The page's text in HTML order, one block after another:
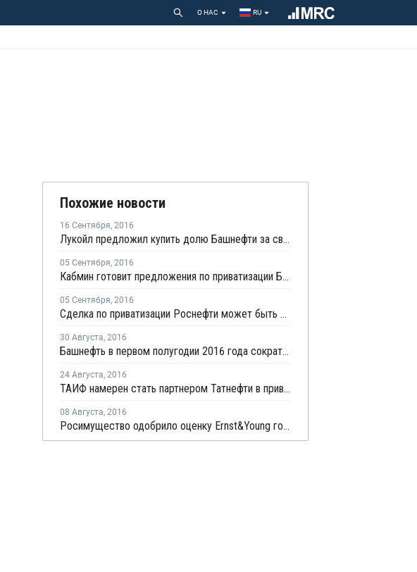
О НАС RU
Похожие новости
16 Сентября, 2016
Лукойл предложил купить долю Башнефти за свои казначейские акции
05 Сентября, 2016
Кабмин готовит предложения по приватизации Башнефти и Роснефти
05 Сентября, 2016
Сделка по приватизации Роснефти может быть проведена уже начиная с октября
30 Августа, 2016
Башнефть в первом полугодии 2016 года сократила чистую прибыль на 0,1%
24 Августа, 2016
ТАИФ намерен стать партнером Татнефти в приватизации Башнефти
08 Августа, 2016
Росимущество одобрило оценку Ernst&Young госпакета Башнефти